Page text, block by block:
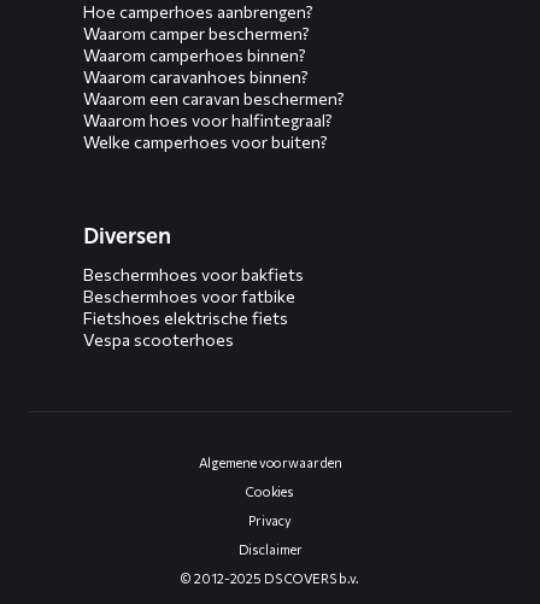
Hoe camperhoes aanbrengen?
Waarom camper beschermen?
Waarom camperhoes binnen?
Waarom caravanhoes binnen?
Waarom een caravan beschermen?
Waarom hoes voor halfintegraal?
Welke camperhoes voor buiten?
Diversen
Beschermhoes voor bakfiets
Beschermhoes voor fatbike
Fietshoes elektrische fiets
Vespa scooterhoes
Algemene voorwaarden
Cookies
Privacy
Disclaimer
© 2012-2025 DS COVERS b.v.